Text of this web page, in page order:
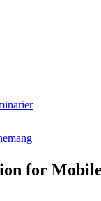
for